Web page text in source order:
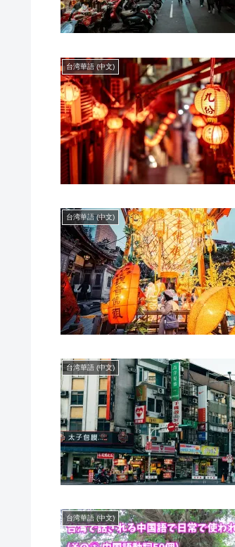
台湾華語 (中文)
台湾華語 (中文)
台湾華語 (中文)
台湾華語 (中文)